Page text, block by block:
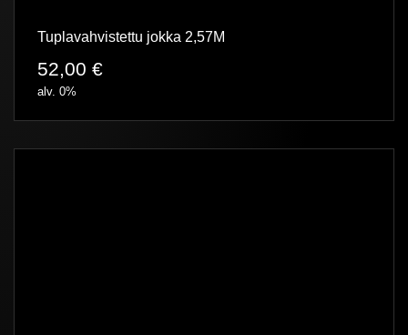
Tuplavahvistettu jokka 2,57M
52,00 €
alv. 0%